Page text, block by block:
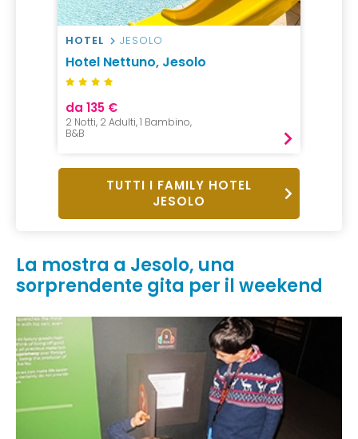
HOTEL JESOLO
Hotel Nettuno, Jesolo
da 135 €
2 Notti, 2 Adulti, 1 Bambino,
B&B
TUTTI I FAMILY HOTEL
JESOLO
La mostra a Jesolo, una
sorprendente gita per il weekend